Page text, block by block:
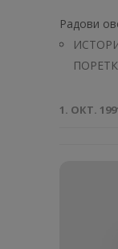
Радови
1. ОКТ.